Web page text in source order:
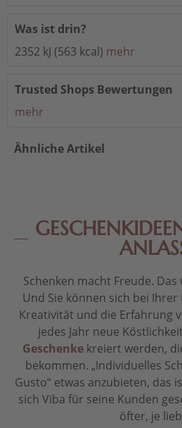
Was ist drin?
2352 kJ (563 kcal) mehr
Trusted Shops Bewertungen
mehr
Ähnliche Artikel
Schenken macht Freude.
Und Sie können sich bei
Kreativität und die Erfahrung
jedes Jahr neue
Geschenkekreiert werden,
bekommen. „Individuelles
Gusto“ etwas anzubieten, das
sich Viba für seine Kunden
öfter, je